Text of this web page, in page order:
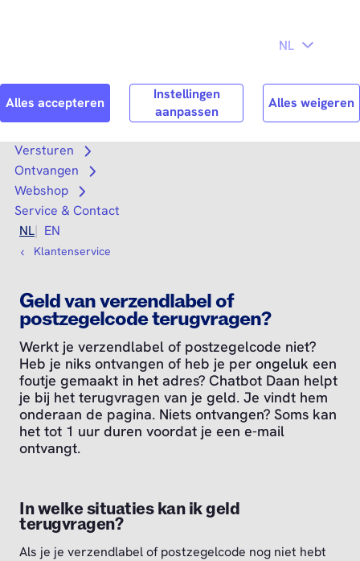
Search Zoek
Versturen
Open submenu
Ontvangen
Open submenu
Webshop
Open submenu
Service & Contact
NL
EN
Klantenservice
Geld van verzendlabel of
postzegelcode terugvragen?
Werkt je verzendlabel of postzegelcode niet?
Heb je niks ontvangen of heb je per ongeluk een
foutje gemaakt in het adres? Chatbot Daan helpt
je bij het terugvragen van je geld. Je vindt hem
onderaan de pagina. Niets ontvangen? Soms kan
het tot 1 uur duren voordat je een e-mail
ontvangt.
In welke situaties kan ik geld
terugvragen?
Als je je verzendlabel of postzegelcode nog niet hebt